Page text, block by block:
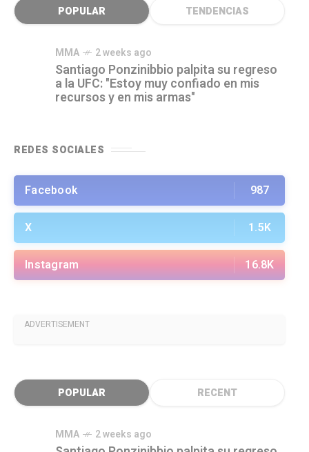
POPULAR TENDENCIAS
MMA 2 weeks ago
Santiago Ponzinibbio palpita su regreso
a la UFC: "Estoy muy confiado en mis
recursos y en mis armas"
REDES SOCIALES
Facebook 987
X 1.5K
Instagram 16.8K
ADVERTISEMENT
POPULAR RECENT
MMA 2 weeks ago